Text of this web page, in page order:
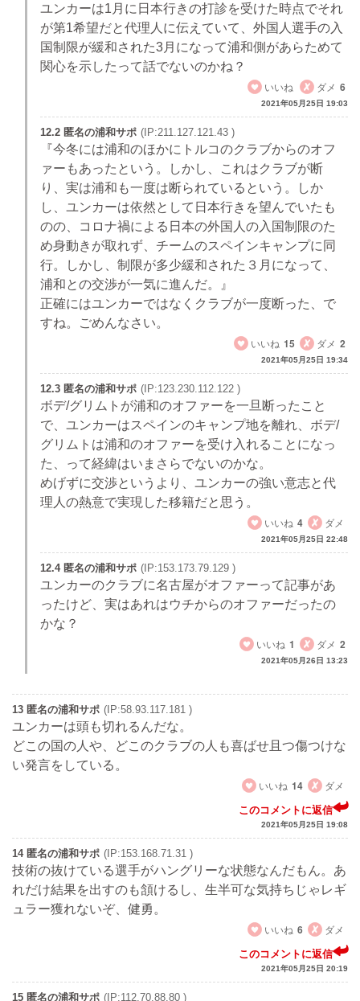
ユンカーは1月に日本行きの打診を受けた時点でそれ
が第1希望だと代理人に伝えていて、外国人選手の入
国制限が緩和された3月になって浦和側があらためて
関心を示したって話でないのかね？
いいね
ダメ 6
2021年05月25日 19:03
12.2 匿名の浦和サポ (IP:211.127.121.43 )
『今冬には浦和のほかにトルコのクラブからのオフ
ァーもあったという。しかし、これはクラブが断
り、実は浦和も一度は断られているという。しか
し、ユンカーは依然として日本行きを望んでいたも
のの、コロナ禍による日本の外国人の入国制限のた
め身動きが取れず、チームのスペインキャンプに同
行。しかし、制限が多少緩和された３月になって、
浦和との交渉が一気に進んだ。』
正確にはユンカーではなくクラブが一度断った、で
すね。ごめんなさい。
いいね 15 ダメ 2
2021年05月25日 19:34
12.3 匿名の浦和サポ (IP:123.230.112.122 )
ボデ/グリムトが浦和のオファーを一旦断ったこと
で、ユンカーはスペインのキャンプ地を離れ、ボデ/
グリムトは浦和のオファーを受け入れることになっ
た、って経緯はいまさらでないのかな。
めげずに交渉というより、ユンカーの強い意志と代
理人の熱意で実現した移籍だと思う。
いいね 4 ダメ
2021年05月25日 22:48
12.4 匿名の浦和サポ (IP:153.173.79.129 )
ユンカーのクラブに名古屋がオファーって記事があ
ったけど、実はあれはウチからのオファーだったの
かな？
いいね 1 ダメ 2
2021年05月26日 13:23
13 匿名の浦和サポ (IP:58.93.117.181 )
ユンカーは頭も切れるんだな。
どこの国の人や、どこのクラブの人も喜ばせ且つ傷つけな
い発言をしている。
いいね 14 ダメ
このコメントに返信
2021年05月25日 19:08
14 匿名の浦和サポ (IP:153.168.71.31 )
技術の抜けている選手がハングリーな状態なんだもん。あ
れだけ結果を出すのも頷けるし、生半可な気持ちじゃレギ
ュラー獲れないぞ、健勇。
いいね 6 ダメ
このコメントに返信
2021年05月25日 20:19
15 匿名の浦和サポ (IP:112.70.88.80 )